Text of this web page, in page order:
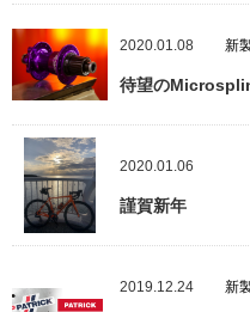
2020.01.08 新
待望の
2020.01.06
謹賀新年
2019.12.24 新